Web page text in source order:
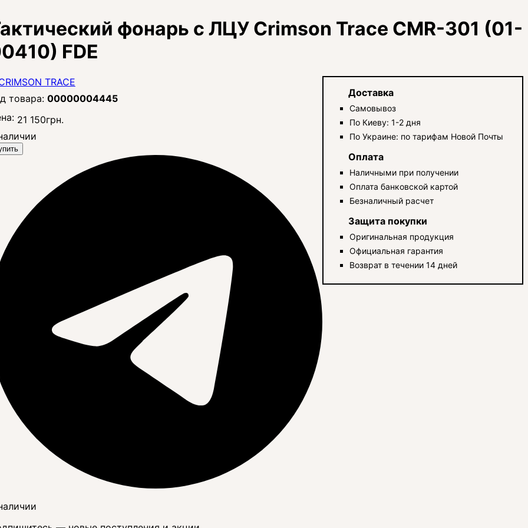
фонарь с ЛЦУ Crimson Trace CMR-301 (01-
FDE
00000004445
21 150грн.
Доставка
Самовывоз
По Киеву: 1-2 дня
По Украине: по тарифам Новой Почты
Оплата
Наличными при получении
Оплата банковской картой
Безналичный расчет
Защита покупки
Оригинальная продукция
Официальная гарантия
Возврат в течении 14 дней